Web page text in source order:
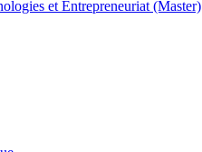
et Entrepreneuriat (Master)